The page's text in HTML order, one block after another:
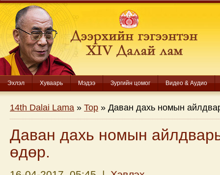
Эхлэл Хуваарь Мэдээ Зургийн цомог Видео & Аудио
14th Dalai Lama » Top » Даван дахь номын
Даван дахь номын
өдөр.